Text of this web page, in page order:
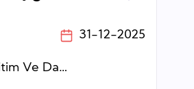
31-12-2025
Buldan Eğitim Ve Dayanışma Vakfı